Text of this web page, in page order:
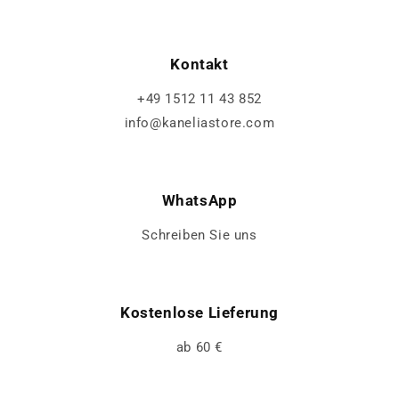
Kontakt
+49 1512 11 43 852
info@kaneliastore.com
WhatsApp
Schreiben Sie uns
Kostenlose Lieferung
ab 60 €